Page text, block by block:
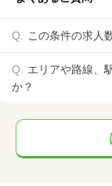
この条件の求人
エリアや路線、
か？